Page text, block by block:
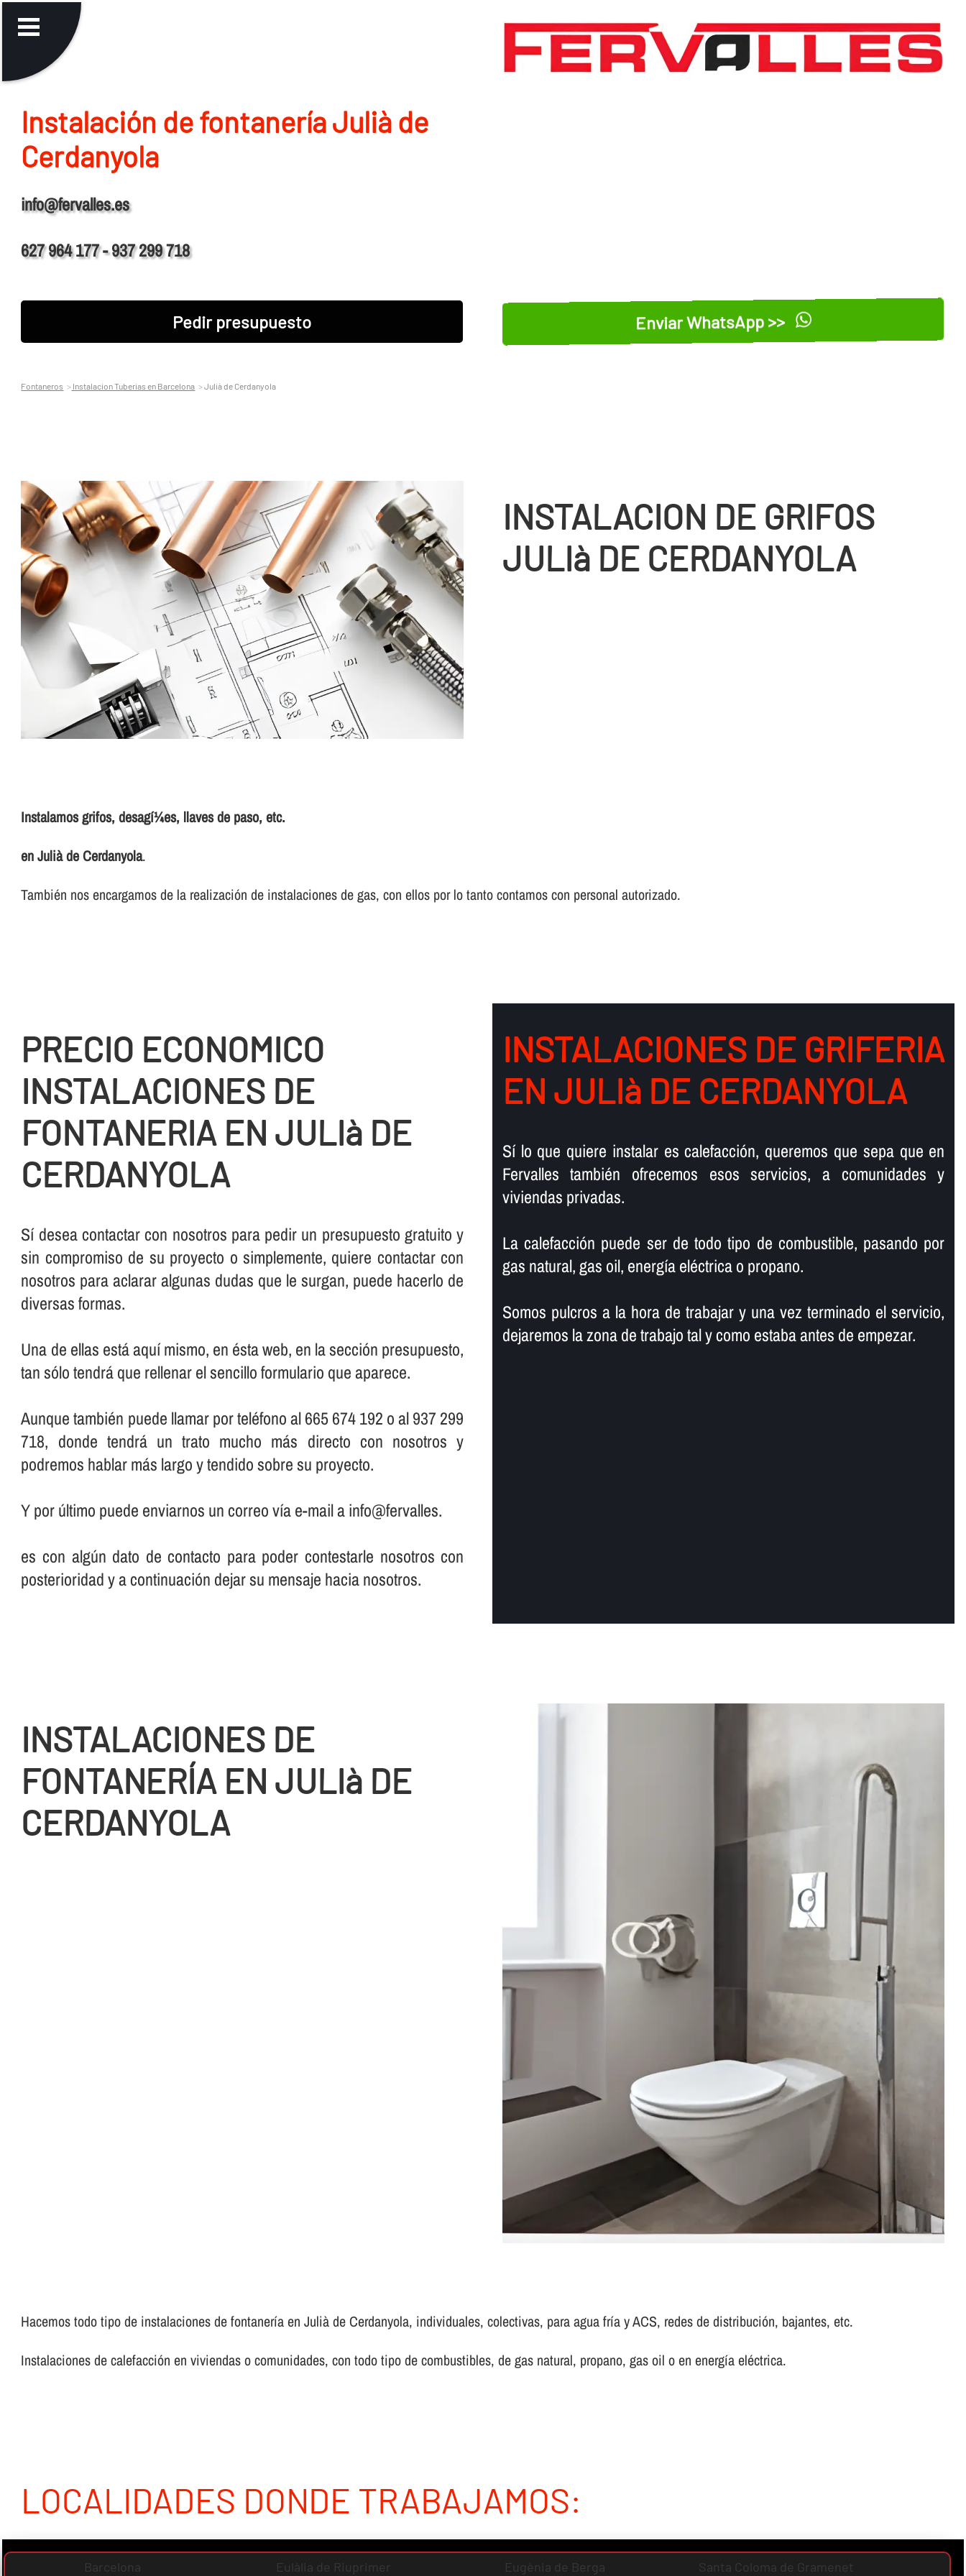
Instalación de fontanerí­a Julià de
Cerdanyola
info@fervalles.es
627 964 177 - 937 299 718
Pedir presupuesto Enviar WhatsApp >>
Fontaneros Instalacion Tuberias en Barcelona Julià de Cerdanyola
INSTALACION DE GRIFOS
JULIà DE CERDANYOLA
Instalamos grifos, desagí¼es, llaves de paso, etc.
en Julià de Cerdanyola.
También nos encargamos de la realización de instalaciones de gas, con ellos por lo tanto contamos con personal autorizado.
PRECIO ECONOMICO
INSTALACIONES DE
FONTANERIA EN JULIà DE
CERDANYOLA
Sí­ desea contactar con nosotros para pedir un presupuesto gratuito y
sin compromiso de su proyecto o simplemente, quiere contactar con
nosotros para aclarar algunas dudas que le surgan, puede hacerlo de
diversas formas.
Una de ellas está aquí­ mismo, en ésta web, en la sección presupuesto,
tan sólo tendrá que rellenar el sencillo formulario que aparece.
Aunque también puede llamar por teléfono al 665 674 192 o al 937 299
718, donde tendrá un trato mucho más directo con nosotros y
podremos hablar más largo y tendido sobre su proyecto.
Y por último puede enviarnos un correo ví­a e-mail a info@fervalles.
es con algún dato de contacto para poder contestarle nosotros con
posterioridad y a continuación dejar su mensaje hacia nosotros.
INSTALACIONES DE GRIFERIA
EN JULIà DE CERDANYOLA
Sí­ lo que quiere instalar es calefacción, queremos que sepa que en
Fervalles también ofrecemos esos servicios, a comunidades y
viviendas privadas.
La calefacción puede ser de todo tipo de combustible, pasando por
gas natural, gas oil, energí­a eléctrica o propano.
Somos pulcros a la hora de trabajar y una vez terminado el servicio,
dejaremos la zona de trabajo tal y como estaba antes de empezar.
INSTALACIONES DE
FONTANERÍ­A EN JULIà DE
CERDANYOLA
Hacemos todo tipo de instalaciones de fontanerí­a en Julià de Cerdanyola, individuales, colectivas, para agua frí­a y ACS, redes de distribución, bajantes, etc.
Instalaciones de calefacción en viviendas o comunidades, con todo tipo de combustibles, de gas natural, propano, gas oil o en energí­a eléctrica.
LOCALIDADES DONDE TRABAJAMOS:
Barcelona Eulàlia de Riuprimer Eugènia de Berga Santa Coloma de Gramenet